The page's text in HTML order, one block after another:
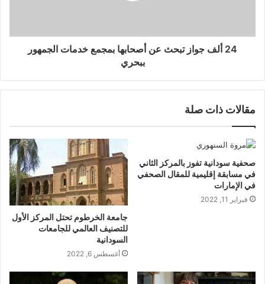
24 ألف جواز تبحث عن أصحابها بمجمع خدمات الجمهور
ببحري
مقالات ذات صلة
صحفية سودانية تفوز بالمركز الثاني
في مسابقة إقليمية للمقال الصحفي
في الإمارات
فبراير 11, 2022
جامعة الخرطوم تحتل المركز الأول
للتصنيف العالمي للجامعات
السودانية
أغسطس 6, 2022